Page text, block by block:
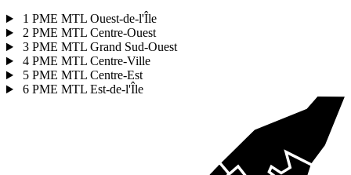
1 PME MTL Ouest-de-l'Île
2 PME MTL Centre-Ouest
3 PME MTL Grand Sud-Ouest
4 PME MTL Centre-Ville
5 PME MTL Centre-Est
6 PME MTL Est-de-l'Île